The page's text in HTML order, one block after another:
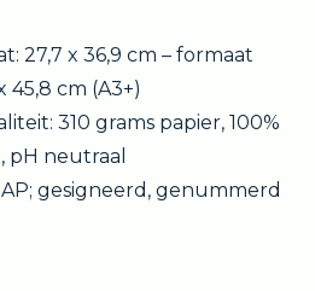
27,7 x 36,9 cm – formaat
45,8 cm (A3+)
310 grams papier, 100%
pH neutraal
AP; gesigneerd, genummerd